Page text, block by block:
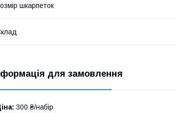
шкарпеток
для замовлення
300 ₴/набір